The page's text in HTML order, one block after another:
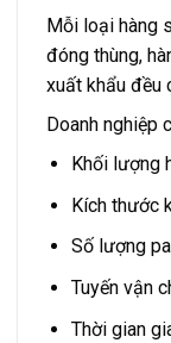
Mỗi loại hàng
đóng thùng,
xuất khẩu đều
Doanh nghiệp
Khối lượng
Kích thước
Số lượng
Tuyến vận
Thời gian